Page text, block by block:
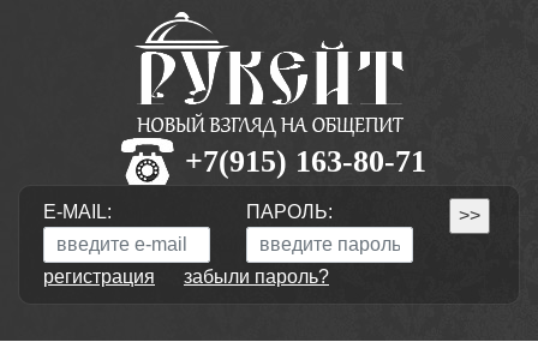
+7(915) 163-80-71
E-MAIL: ПАРОЛЬ:
регистрация забыли пароль?